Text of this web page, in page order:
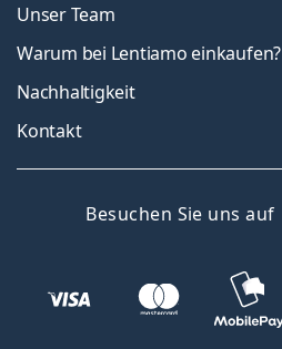
Unser Team
Warum bei Lentiamo einkaufen?
Nachhaltigkeit
Kontakt
Besuchen Sie uns auf